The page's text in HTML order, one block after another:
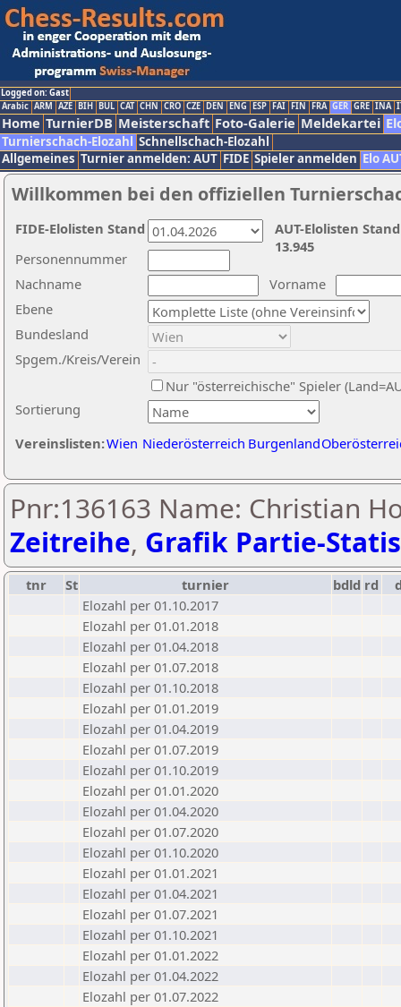
Logged on: Gast
Arabic ARM AZE BIH BUL CAT CHN CRO CZE DEN ENG ESP FAI FIN FRA GER GRE INA
Home TurnierDB Meisterschaft Foto-Galerie Meldekartei
Turnierschach-Elozahl Schnellschach-Elozahl
Allgemeines Turnier anmelden: AUT FIDE Spieler anmelden Elo
Willkommen bei den offiziellen
Nachname
Vorname
Ebene
Sortierung
Personennummer
Bundesland
Spgem./Kreis/Verein
Nur "österreichische" Spieler
Vereinslisten:Wien Niederösterreich Burgenland
AUT-Elolisten
13.945
FIDE-Elolisten Stand
Pnr:136163 Name: Christian
Zeitreihe, Grafik Partie-
tnr St turnier bdld rd
Elozahl per 01.10.2017
Elozahl per 01.01.2018
Elozahl per 01.04.2018
Elozahl per 01.07.2018
Elozahl per 01.10.2018
Elozahl per 01.01.2019
Elozahl per 01.04.2019
Elozahl per 01.07.2019
Elozahl per 01.10.2019
Elozahl per 01.01.2020
Elozahl per 01.04.2020
Elozahl per 01.07.2020
Elozahl per 01.10.2020
Elozahl per 01.01.2021
Elozahl per 01.04.2021
Elozahl per 01.07.2021
Elozahl per 01.10.2021
Elozahl per 01.01.2022
Elozahl per 01.04.2022
Elozahl per 01.07.2022